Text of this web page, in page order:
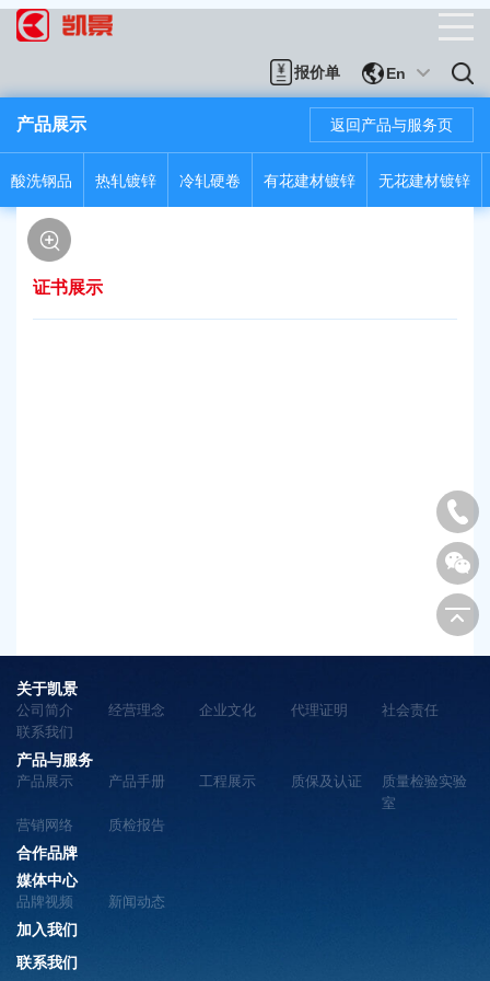
报价单 En
产品展示
酸洗钢品 热轧镀锌 冷轧硬卷 有花建材镀锌 无花建材镀锌
返回产品与服务页
证书展示
关于凯景
公司简介 经营理念 企业文化 代理证明
社会责任
联系我们
产品与服务
产品展示 产品手册 工程展示 质保及认证
质量检验实验
室
营销网络
质检报告
合作品牌
媒体中心
品牌视频 新闻动态
加入我们
联系我们